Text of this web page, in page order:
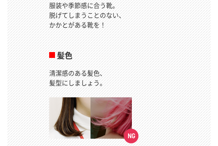
服装や季節感に合う靴。
脱げてしまうことのない、
かかとがある靴を！
髪色
清潔感のある髪色、
髪型にしましょう。